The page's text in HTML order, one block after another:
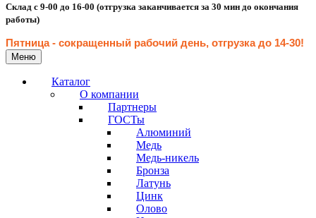
Склад с 9-00 до 16-00 (отгрузка заканчивается за 30 мин до окончания
работы)
Пятница - сокращенный рабочий день, отгрузка до 14-30!
Меню
Каталог
О компании
Партнеры
ГОСТы
Алюминий
Медь
Медь-никель
Бронза
Латунь
Цинк
Олово